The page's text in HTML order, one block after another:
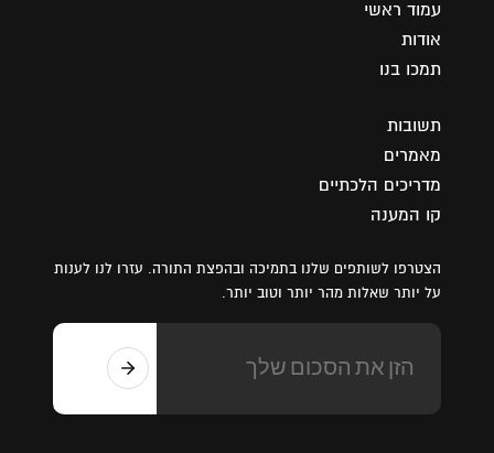
עמוד ראשי
אודות
תמכו בנו
תשובות
מאמרים
מדריכים הלכתיים
קו המענה
הצטרפו לשותפים שלנו בתמיכה ובהפצת התורה. עזרו לנו לענות
על יותר שאלות מהר יותר וטוב יותר.